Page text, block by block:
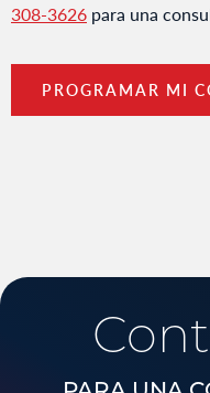
308-3626 para una
PROGRAMAR MI